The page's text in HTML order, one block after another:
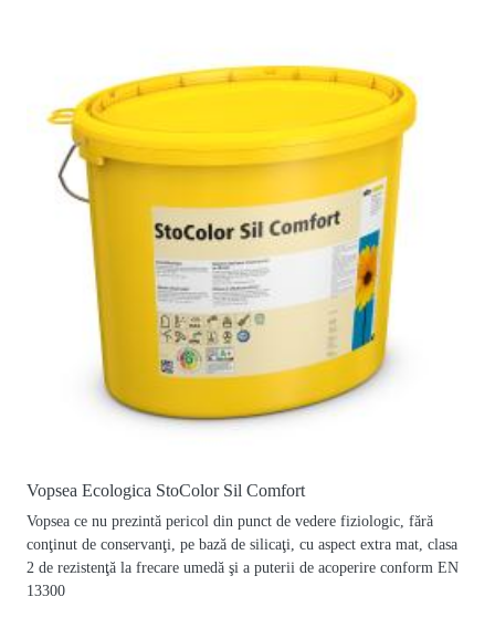
Vopsea Ecologica StoColor Sil Comfort
Vopsea ce nu prezintă pericol din punct de vedere fiziologic, fără
conţinut de conservanţi, pe bază de silicaţi, cu aspect extra mat, clasa
2 de rezistenţă la frecare umedă şi a puterii de acoperire conform EN
13300